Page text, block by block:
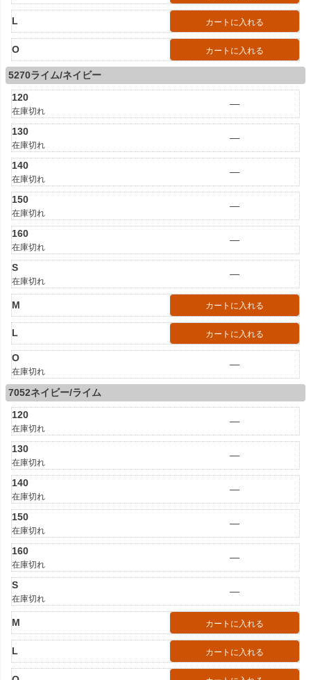
L カートに入れる
O カートに入れる
5270ライム/ネイビー
120
在庫切れ
—
130
在庫切れ
—
140
在庫切れ
—
150
在庫切れ
—
160
在庫切れ
—
S
在庫切れ
—
M カートに入れる
L カートに入れる
O
在庫切れ
—
7052ネイビー/ライム
120
在庫切れ
—
130
在庫切れ
—
140
在庫切れ
—
150
在庫切れ
—
160
在庫切れ
—
S
在庫切れ
—
M カートに入れる
L カートに入れる